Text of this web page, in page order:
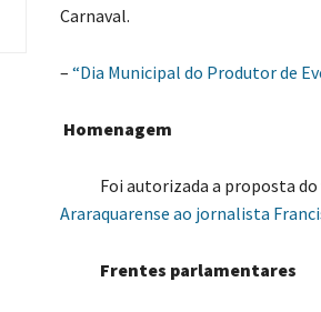
Carnaval.
– “Dia Municipal do Produtor de
Homenagem
Foi autorizada a proposta do
Araraquarense ao jornalista
Frentes parlamentares